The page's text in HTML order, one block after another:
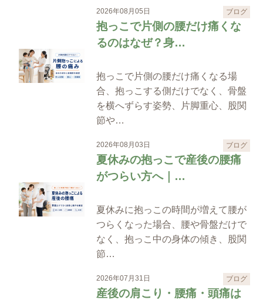
2026年08月05日 ブログ
抱っこで片側の腰だけ痛くな
るのはなぜ？身…
抱っこで片側の腰だけ痛くなる場
合、抱っこする側だけでなく、骨盤
を横へずらす姿勢、片脚重心、股関
節や…
2026年08月03日 ブログ
夏休みの抱っこで産後の腰痛
がつらい方へ｜…
夏休みに抱っこの時間が増えて腰が
つらくなった場合、腰や骨盤だけで
なく、抱っこ中の身体の傾き、股関
節…
2026年07月31日 ブログ
産後の肩こり・腰痛・頭痛は